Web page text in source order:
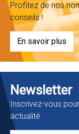
Profitez de nos
conseils !
En savoir plus
Newsletter
Inscrivez-vous
actualité.